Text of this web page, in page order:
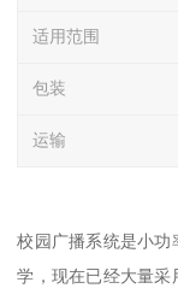
适用范围
包装
运输
校园广播系统是小功
学，现在已经大量采